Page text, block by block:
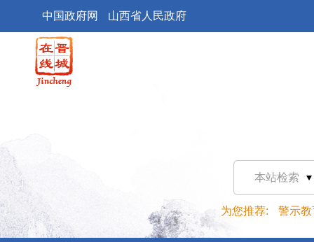
中国政府网 山西省人民政府
本站检索
为您推荐: 警示教